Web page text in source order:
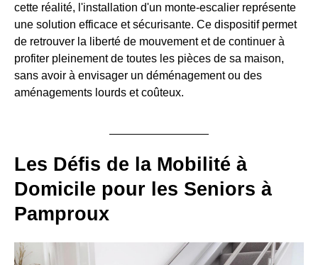
cette réalité, l'installation d'un monte-escalier représente
une solution efficace et sécurisante. Ce dispositif permet
de retrouver la liberté de mouvement et de continuer à
profiter pleinement de toutes les pièces de sa maison,
sans avoir à envisager un déménagement ou des
aménagements lourds et coûteux.
Les Défis de la Mobilité à
Domicile pour les Seniors à
Pamproux